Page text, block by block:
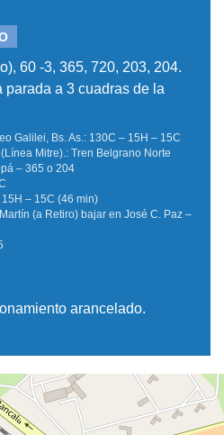
60 -3, 365, 720, 203, 204.
parada a 3 cuadras de la
Galilei, Bs. As.: 130C – 15H – 15C
Mitre).: Tren Belgrano Norte
– 365 o 204
– 15C (46 min)
(a Retiro) bajar en José C. Paz –
arancelado.